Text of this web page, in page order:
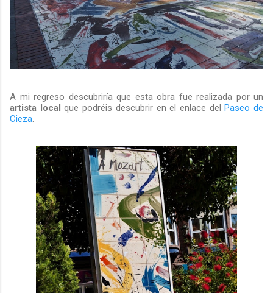
A mi regreso descubriría que esta obra fue realizada por un
artista local que podréis descubrir en el enlace delPaseo de
Cieza